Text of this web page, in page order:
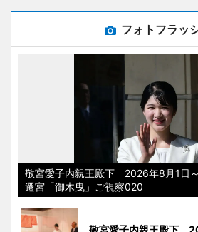
フォトフラッ
敬宮愛子内親王殿下 2026年8月1日
遷宮「御木曳」ご視察020
敬宮愛子内親王殿下